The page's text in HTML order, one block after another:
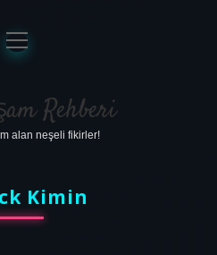
Politikası
Uyarı
menüyü
aç
Rehberi
alan neşeli fikirler!
Kimin